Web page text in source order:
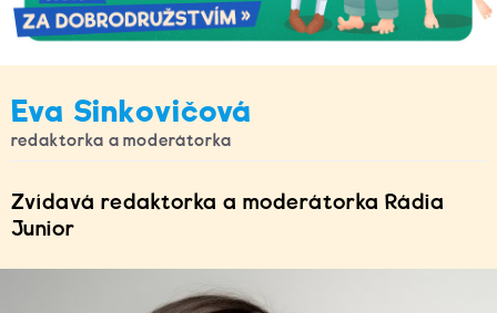
Eva Sinkovičová
redaktorka a moderátorka
Zvídavá redaktorka a moderátorka Rádia
Junior